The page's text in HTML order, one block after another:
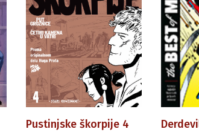
Pustinjske škorpije 4